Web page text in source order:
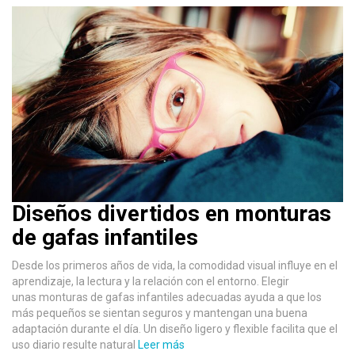
Diseños divertidos en monturas
de gafas infantiles
Desde los primeros años de vida, la comodidad visual influye en el
aprendizaje, la lectura y la relación con el entorno. Elegir
unas monturas de gafas infantiles adecuadas ayuda a que los
más pequeños se sientan seguros y mantengan una buena
adaptación durante el día. Un diseño ligero y flexible facilita que el
uso diario resulte natural Leer más